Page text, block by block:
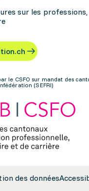
sur les professions,
le CSFO sur mandat des
(SEFRI)
des données